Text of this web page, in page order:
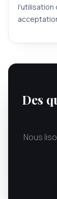
l'utilisation
Des
Nous